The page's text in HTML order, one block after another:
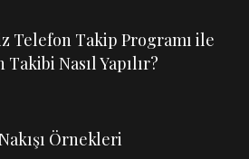
Telefon Takip Programı ile
Nasıl Yapılır?
Örnekleri